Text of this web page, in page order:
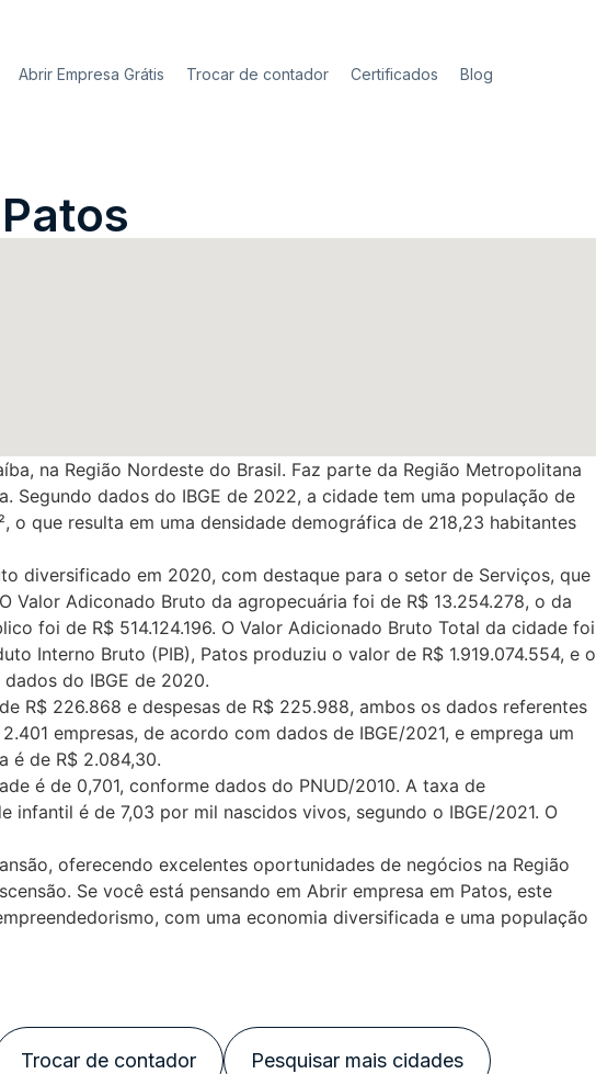
Abrir Empresa Grátis Trocar de contador Certificados Blog
na Região Nordeste do Brasil. Faz parte da Região Metropolitana
Segundo dados do IBGE de 2022, a cidade tem uma população de
o que resulta em uma densidade demográfica de 218,23 habitantes
diversificado em 2020, com destaque para o setor de Serviços, que
Valor Adiconado Bruto da agropecuária foi de R$ 13.254.278, o da
foi de R$ 514.124.196. O Valor Adicionado Bruto Total da cidade foi
Interno Bruto (PIB), Patos produziu o valor de R$ 1.919.074.554, e o
dados do IBGE de 2020.
R$ 226.868 e despesas de R$ 225.988, ambos os dados referentes
empresas, de acordo com dados de IBGE/2021, e emprega um
é de R$ 2.084,30.
é de 0,701, conforme dados do PNUD/2010. A taxa de
infantil é de 7,03 por mil nascidos vivos, segundo o IBGE/2021. O
oferecendo excelentes oportunidades de negócios na Região
Se você está pensando em Abrir empresa em Patos, este
com uma economia diversificada e uma população
Trocar de contador Pesquisar mais cidades